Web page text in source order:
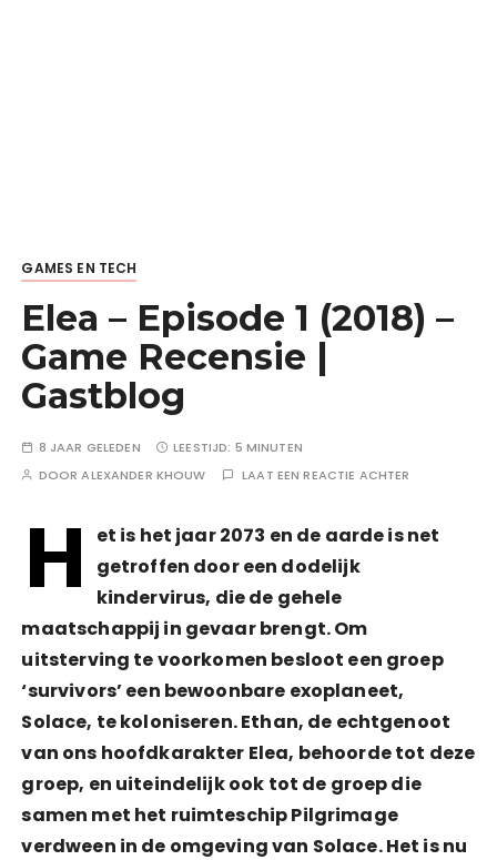
GAMES EN TECH
Elea – Episode 1 (2018) –
Game Recensie |
Gastblog
8 JAAR GELEDEN LEESTIJD: 5 MINUTEN
DOORALEXANDER KHOUW LAAT EEN REACTIE ACHTER
H
et is het jaar 2073 en de aarde is net
getroffen door een dodelijk
kindervirus, die de gehele
maatschappij in gevaar brengt. Om
uitsterving te voorkomen besloot een groep
‘survivors’ een bewoonbare exoplaneet,
Solace, te koloniseren. Ethan, de echtgenoot
van ons hoofdkarakter Elea, behoorde tot deze
groep, en uiteindelijk ook tot de groep die
samen met het ruimteschip Pilgrimage
verdween in de omgeving van Solace. Het is nu